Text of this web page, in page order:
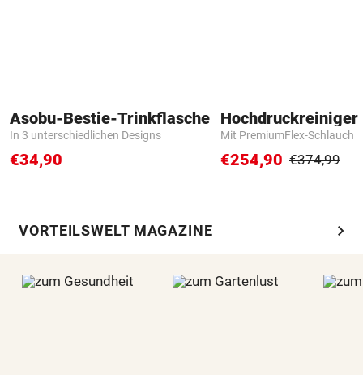
Asobu-Bestie-Trinkflasche
In 3 unterschiedlichen Designs
€34,90
Hochdruckreiniger
Mit PremiumFlex-Schlauch
€254,90 €374,99
VORTEILSWELT MAGAZINE chevron_right